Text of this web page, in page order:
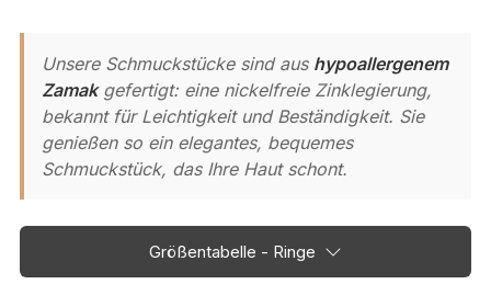
Unsere Schmuckstücke sind aus hypoallergenem
Zamakgefertigt: eine nickelfreie Zinklegierung,
bekannt für Leichtigkeit und Beständigkeit. Sie
genießen so ein elegantes, bequemes
Schmuckstück, das Ihre Haut schont.
Größentabelle - Ringe